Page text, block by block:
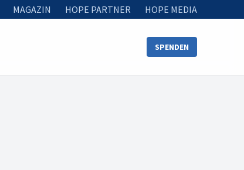
MAGAZIN HOPE PARTNER HOPE MEDIA
SPENDEN